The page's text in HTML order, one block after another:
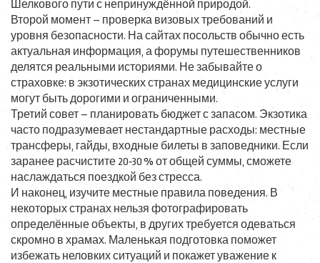
Шелкового пути с непринуждённой природой.
Второй момент – проверка визовых требований и
уровня безопасности. На сайтах посольств обычно есть
актуальная информация, а форумы путешественников
делятся реальными историями. Не забывайте о
страховке: в экзотических странах медицинские услуги
могут быть дорогими и ограниченными.
Третий совет – планировать бюджет с запасом. Экзотика
часто подразумевает нестандартные расходы: местные
трансферы, гайды, входные билеты в заповедники. Если
заранее расчистите 20‑30 % от общей суммы, сможете
наслаждаться поездкой без стресса.
И наконец, изучите местные правила поведения. В
некоторых странах нельзя фотографировать
определённые объекты, в других требуется одеваться
скромно в храмах. Маленькая подготовка поможет
избежать неловких ситуаций и покажет уважение к